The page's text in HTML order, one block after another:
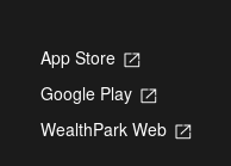
App Store
Opens
a
new
tab
Google Play
Opens
a
WealthPark Web
Opens